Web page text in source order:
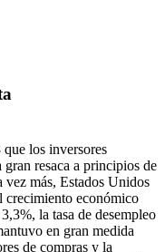
los inversores
resaca a principios de
vez más, Estados Unidos
crecimiento económico
la tasa de desempleo
en gran medida
de compras y la